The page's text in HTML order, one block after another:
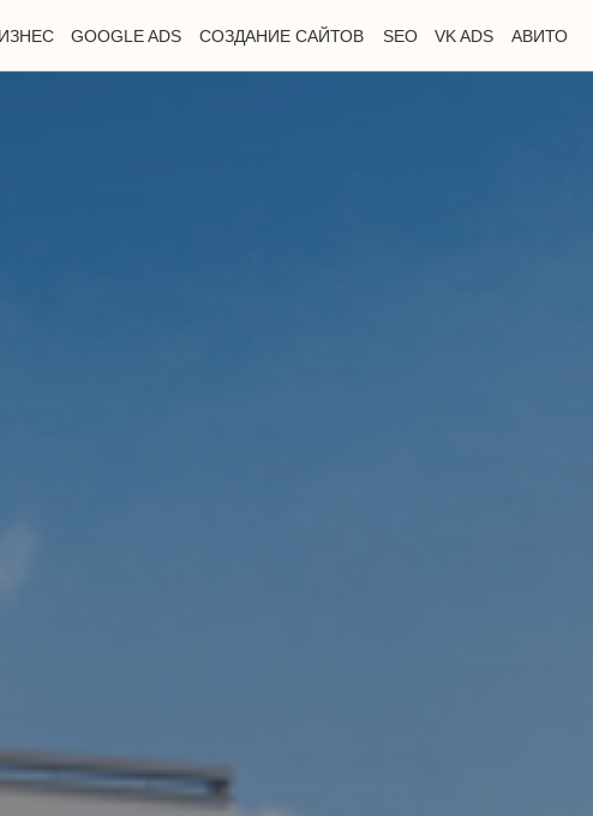
GOOGLE ADS СОЗДАНИЕ САЙТОВ SEO VK ADS АВИТО